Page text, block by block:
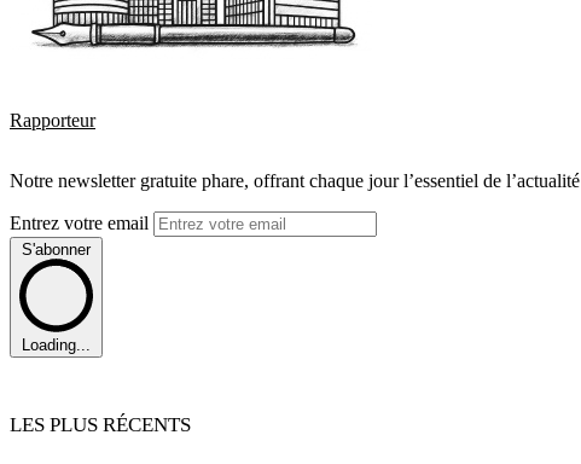
Rapporteur
Notre newsletter gratuite phare, offrant chaque jour l’essentiel de
Entrez votre email
S'abonner
Loading...
LES PLUS RÉCENTS